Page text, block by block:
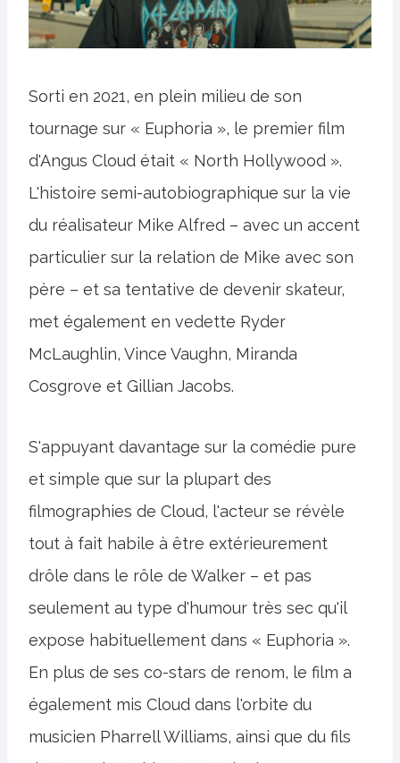
Sorti en 2021, en plein milieu de son
tournage sur « Euphoria », le premier film
d'Angus Cloud était « North Hollywood ».
L'histoire semi-autobiographique sur la vie
du réalisateur Mike Alfred – avec un accent
particulier sur la relation de Mike avec son
père – et sa tentative de devenir skateur,
met également en vedette Ryder
McLaughlin, Vince Vaughn, Miranda
Cosgrove et Gillian Jacobs.
S'appuyant davantage sur la comédie pure
et simple que sur la plupart des
filmographies de Cloud, l'acteur se révèle
tout à fait habile à être extérieurement
drôle dans le rôle de Walker – et pas
seulement au type d'humour très sec qu'il
expose habituellement dans « Euphoria ».
En plus de ses co-stars de renom, le film a
également mis Cloud dans l'orbite du
musicien Pharrell Williams, ainsi que du fils